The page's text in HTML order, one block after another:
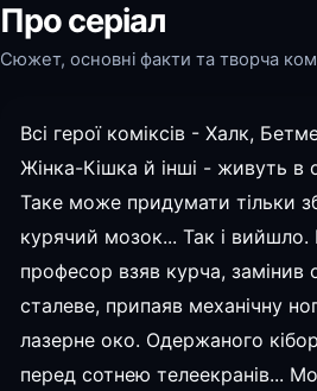
Про серіал
Сюжет, основні факти та творча
Всі герої коміксів - Халк,
Жінка-Кішка й інші - живуть в
Таке може придумати тільки
курячий мозок... Так і вийшло.
професор взяв курча, замінив
сталеве, припаяв механічну
лазерне око. Одержаного
перед сотнею телеекранів...